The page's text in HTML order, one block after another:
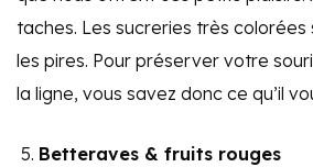
taches. Les sucreries très
les pires. Pour préserver votre
la ligne, vous savez donc ce qu’il
Betteraves & fruits rouges